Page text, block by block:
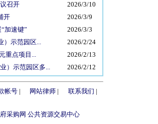
召开
2026/3/10
开
2026/3/9
加速键”
2026/3/3
）示范园区...
2026/2/24
重点项目...
2026/2/13
）示范园区多... 2026/2/12
帐号 | 网站律师 | 联系我们 |
采购网 公共资源交易中心